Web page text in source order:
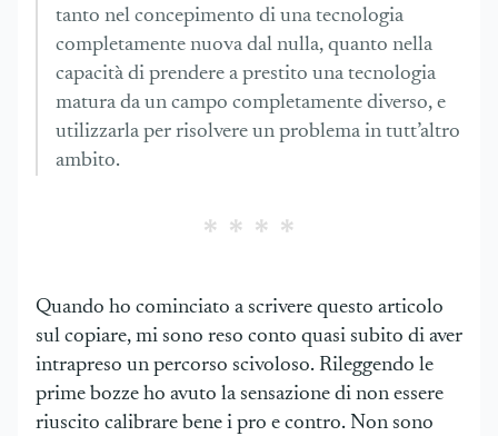
tanto nel concepimento di una tecnologia
completamente nuova dal nulla, quanto nella
capacità di prendere a prestito una tecnologia
matura da un campo completamente diverso, e
utilizzarla per risolvere un problema in tutt’altro
ambito.
Quando ho cominciato a scrivere questo articolo
sul copiare, mi sono reso conto quasi subito di aver
intrapreso un percorso scivoloso. Rileggendo le
prime bozze ho avuto la sensazione di non essere
riuscito calibrare bene i pro e contro. Non sono